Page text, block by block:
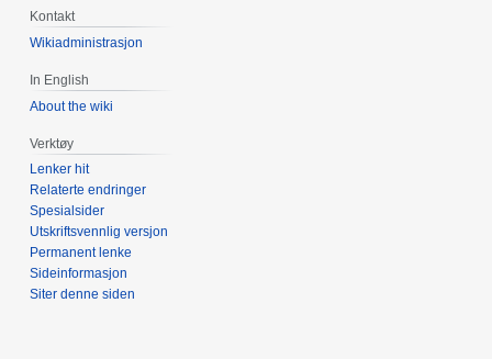
Kontakt
Wikiadministrasjon
In English
About the wiki
Verktøy
Lenker hit
Relaterte endringer
Spesialsider
Utskriftsvennlig versjon
Permanent lenke
Sideinformasjon
Siter denne siden